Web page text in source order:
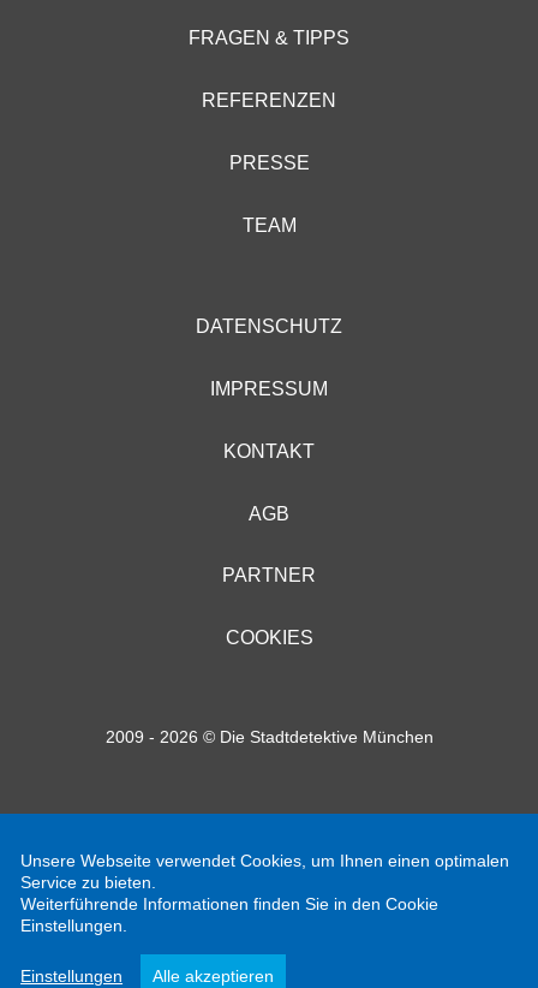
FRAGEN & TIPPS
REFERENZEN
PRESSE
TEAM
DATENSCHUTZ
IMPRESSUM
KONTAKT
AGB
PARTNER
COOKIES
2009 - 2026 © Die Stadtdetektive München
Unsere Webseite verwendet Cookies, um Ihnen einen optimalen
Service zu bieten.
Weiterführende Informationen finden Sie in den Cookie
Einstellungen.
Einstellungen Alle akzeptieren